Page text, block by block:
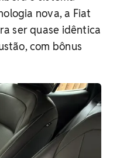
nova, a Fiat
ser quase idêntica
com bônus